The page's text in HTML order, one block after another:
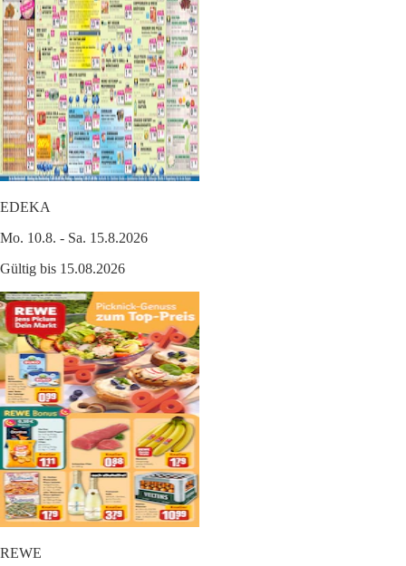
EDEKA
Mo. 10.8. - Sa. 15.8.2026
Gültig bis 15.08.2026
REWE